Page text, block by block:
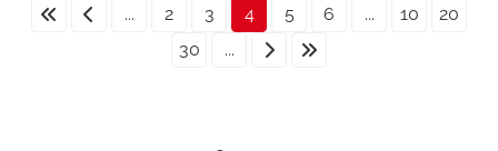
... 2 3 4 5 6 ... 10
20
30
...